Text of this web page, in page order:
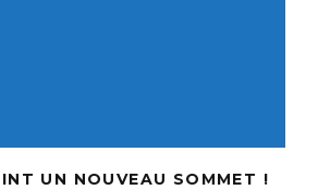
UN NOUVEAU SOMMET !